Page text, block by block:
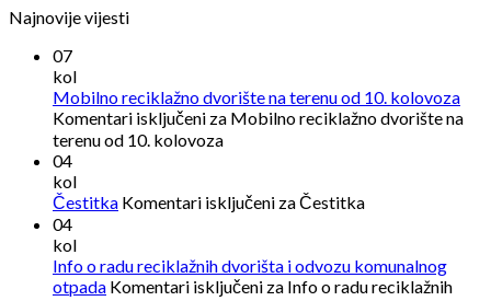
Najnovije vijesti
07
kol
Mobilno reciklažno dvorište na terenu od 10. kolovoza
Komentari isključeni za Mobilno reciklažno dvorište na
terenu od 10. kolovoza
04
kol
Čestitka Komentari isključeni za Čestitka
04
kol
Info o radu reciklažnih dvorišta i odvozu komunalnog
otpada Komentari isključeni za Info o radu reciklažnih